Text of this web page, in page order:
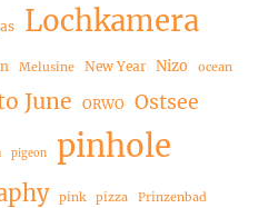
Lochkamera
Melusine New Year Nizo ocean
June ORWO Ostsee
pigeon pinhole
pink pizza Prinzenbad